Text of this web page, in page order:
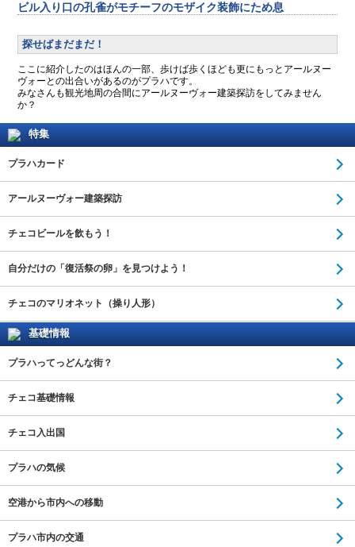
ビル入り口の孔雀がモチーフのモザイク装飾にため息
探せばまだまだ！
ここに紹介したのはほんの一部、歩けば歩くほども更にもっとアールヌー
ヴォーとの出合いがあるのがプラハです。
みなさんも観光地周の合間にアールヌーヴォー建築探訪をしてみません
か？
特集
プラハカード
アールヌーヴォー建築探訪
チェコビールを飲もう！
自分だけの「復活祭の卵」を見つけよう！
チェコのマリオネット（操り人形）
基礎情報
プラハってっどんな街？
チェコ基礎情報
チェコ入出国
プラハの気候
空港から市内への移動
プラハ市内の交通